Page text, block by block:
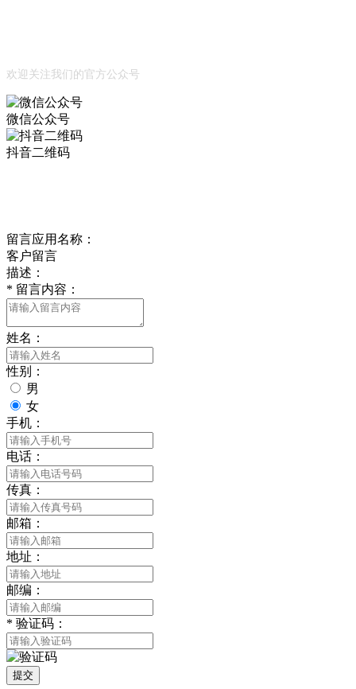
欢迎关注我们的官方公众号
微信公众号
抖音二维码
留言应用名称：
客户留言
描述：
* 留言内容：
姓名：
性别：
男
女
手机：
电话：
传真：
邮箱：
地址：
邮编：
* 验证码：
提交